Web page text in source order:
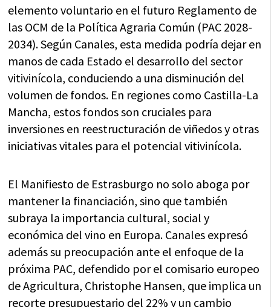
elemento voluntario en el futuro Reglamento de
las OCM de la Política Agraria Común (PAC 2028-
2034). Según Canales, esta medida podría dejar en
manos de cada Estado el desarrollo del sector
vitivinícola, conduciendo a una disminución del
volumen de fondos. En regiones como Castilla-La
Mancha, estos fondos son cruciales para
inversiones en reestructuración de viñedos y otras
iniciativas vitales para el potencial vitivinícola.
El Manifiesto de Estrasburgo no solo aboga por
mantener la financiación, sino que también
subraya la importancia cultural, social y
económica del vino en Europa. Canales expresó
además su preocupación ante el enfoque de la
próxima PAC, defendido por el comisario europeo
de Agricultura, Christophe Hansen, que implica un
recorte presupuestario del 22% y un cambio